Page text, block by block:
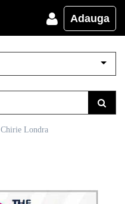
Adauga
Chirie Londra